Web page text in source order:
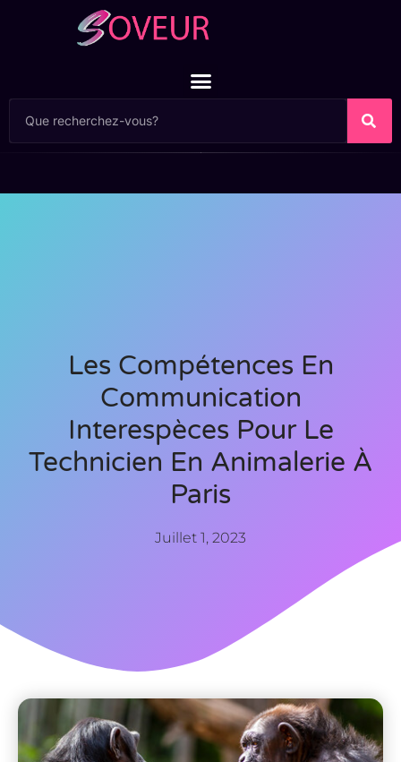
Les Compétences En
Communication
Interespèces Pour Le
Technicien En Animalerie À
Paris
Juillet 1, 2023